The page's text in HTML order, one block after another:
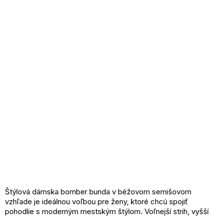
Štýlová dámska bomber bunda v béžovom semišovom
vzhľade je ideálnou voľbou pre ženy, ktoré chcú spojiť
pohodlie s moderným mestským štýlom. Voľnejší strih, vyšší